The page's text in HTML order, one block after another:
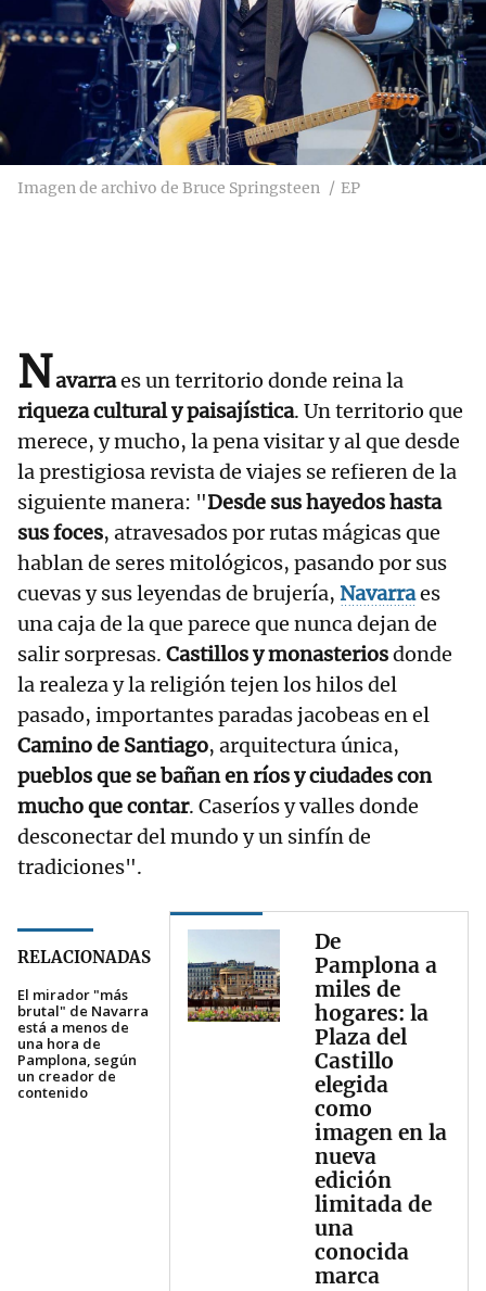
Imagen de archivo de Bruce Springsteen EP
Navarraes un territorio donde reina la
riqueza cultural y paisajística. Un territorio que
merece, y mucho, la pena visitar y al que desde
la prestigiosa revista de viajes se refieren de la
siguiente manera: "Desde sus hayedos hasta
sus foces, atravesados por rutas mágicas que
hablan de seres mitológicos, pasando por sus
cuevas y sus leyendas de brujería, Navarraes
una caja de la que parece que nunca dejan de
salir sorpresas. Castillos y monasteriosdonde
la realeza y la religión tejen los hilos del
pasado, importantes paradas jacobeas en el
Camino de Santiago, arquitectura única,
pueblos que se bañan en ríos y ciudades con
mucho que contar. Caseríos y valles donde
desconectar del mundo y un sinfín de
tradiciones".
RELACIONADAS
El mirador "más
brutal" de Navarra
está a menos de
una hora de
Pamplona, según
un creador de
contenido
De
Pamplona a
miles de
hogares: la
Plaza del
Castillo
elegida
como
imagen en la
nueva
edición
limitada de
una
conocida
marca